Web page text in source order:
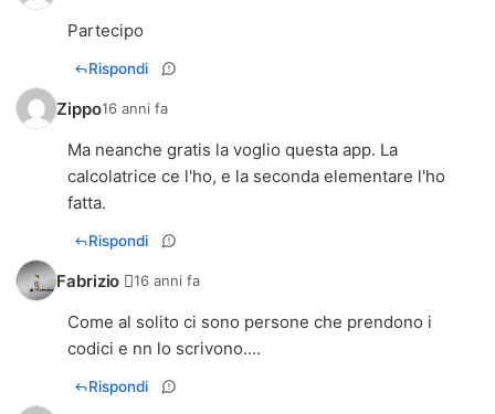
Partecipo
Rispondi
Zippo16 anni fa
Ma neanche gratis la voglio questa app. La
calcolatrice ce l'ho, e la seconda elementare l'ho
fatta.
Rispondi
Fabrizio 16 anni fa
Come al solito ci sono persone che prendono i
codici e nn lo scrivono....
Rispondi